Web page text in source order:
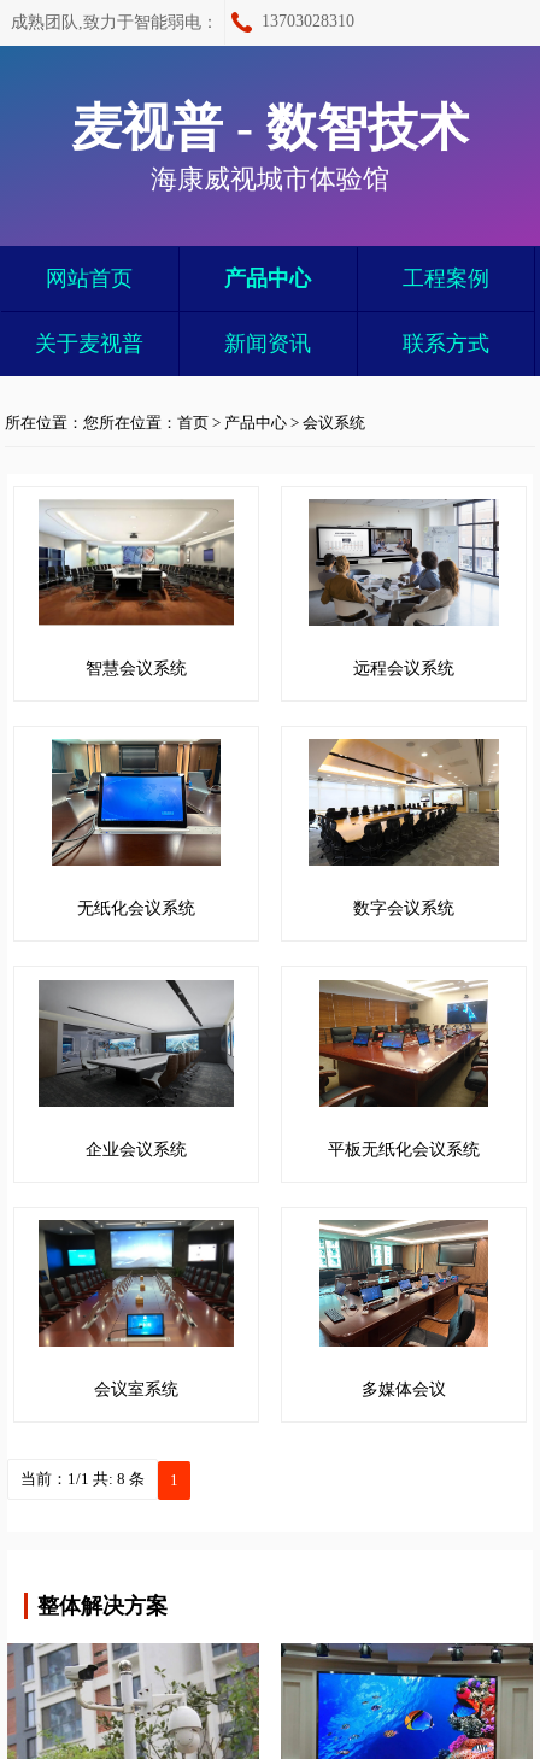
成熟团队,致力于智能弱电： 13703028310
麦视普 - 数智技术
海康威视城市体验馆
网站首页 产品中心 工程案例
关于麦视普 新闻资讯 联系方式
所在位置：您所在位置：首页 > 产品中心 >会议系统
智慧会议系统 远程会议系统
无纸化会议系统 数字会议系统
企业会议系统 平板无纸化会议系统
会议室系统 多媒体会议
当前：1/1 共: 8 条 1
整体解决方案